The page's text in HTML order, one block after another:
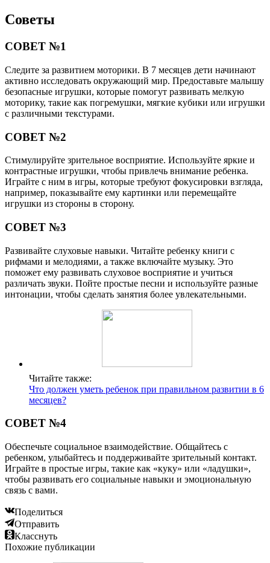
Советы
СОВЕТ №1
Следите за развитием моторики. В 7 месяцев дети начинают
активно исследовать окружающий мир. Предоставьте малышу
безопасные игрушки, которые помогут развивать мелкую
моторику, такие как погремушки, мягкие кубики или игрушки
с различными текстурами.
СОВЕТ №2
Стимулируйте зрительное восприятие. Используйте яркие и
контрастные игрушки, чтобы привлечь внимание ребенка.
Играйте с ним в игры, которые требуют фокусировки взгляда,
например, показывайте ему картинки или перемещайте
игрушки из стороны в сторону.
СОВЕТ №3
Развивайте слуховые навыки. Читайте ребенку книги с
рифмами и мелодиями, а также включайте музыку. Это
поможет ему развивать слуховое восприятие и учиться
различать звуки. Пойте простые песни и используйте разные
интонации, чтобы сделать занятия более увлекательными.
Читайте также:
Что должен уметь ребенок при правильном развитии в 6
месяцев?
СОВЕТ №4
Обеспечьте социальное взаимодействие. Общайтесь с
ребенком, улыбайтесь и поддерживайте зрительный контакт.
Играйте в простые игры, такие как «куку» или «ладушки»,
чтобы развивать его социальные навыки и эмоциональную
связь с вами.
Поделиться
Отправить
Класснуть
Похожие публикации